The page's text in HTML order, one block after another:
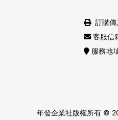
訂購
客服信
服務地
年發企業社版權所有 ©